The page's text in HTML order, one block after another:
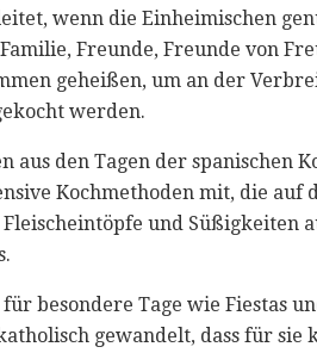
wenn die Einheimischen
Freunde, Freunde von
geheißen, um an der
werden.
aus den Tagen der spanischen
Kochmethoden mit, die auf
und Süßigkeiten
besondere Tage wie Fiestas
gewandelt, dass für sie